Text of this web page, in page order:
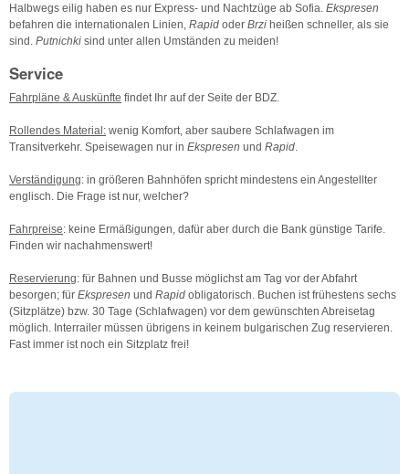
Halbwegs eilig haben es nur Express- und Nachtzüge ab Sofia. Ekspresen
befahren die internationalen Linien, Rapid oder Brzi heißen schneller, als sie
sind. Putnichki sind unter allen Umständen zu meiden!
Service
Fahrpläne & Auskünfte findet Ihr auf der Seite der BDZ.
Rollendes Material: wenig Komfort, aber saubere Schlafwagen im
Transitverkehr. Speisewagen nur in Ekspresen und Rapid.
Verständigung: in größeren Bahnhöfen spricht mindestens ein Angestellter
englisch. Die Frage ist nur, welcher?
Fahrpreise: keine Ermäßigungen, dafür aber durch die Bank günstige Tarife.
Finden wir nachahmenswert!
Reservierung: für Bahnen und Busse möglichst am Tag vor der Abfahrt
besorgen; für Ekspresen und Rapid obligatorisch. Buchen ist frühestens sechs
(Sitzplätze) bzw. 30 Tage (Schlafwagen) vor dem gewünschten Abreisetag
möglich. Interrailer müssen übrigens in keinem bulgarischen Zug reservieren.
Fast immer ist noch ein Sitzplatz frei!